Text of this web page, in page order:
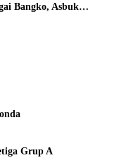
Bangko, Asbuk
Grup A